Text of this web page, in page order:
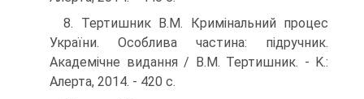
8. Тертишник В.М. Кримінальний процес
України. Особлива частина: підручник.
Академічне видання / В.М. Тертишник. - K.:
Алерта, 2014. - 420 с.